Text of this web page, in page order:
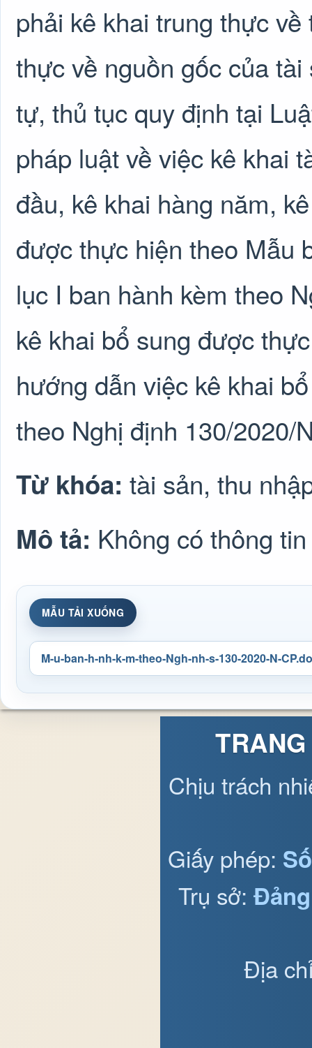
phải kê khai trung thực
thực về nguồn gốc của
tự, thủ tục quy định tại
pháp luật về việc kê khai
đầu, kê khai hàng năm,
được thực hiện theo Mẫu
lục I ban hành kèm theo
kê khai bổ sung được
hướng dẫn việc kê khai
theo Nghị định 130/2020/
Từ khóa: tài sản, thu
Mô tả: Không có thông tin
MẪU TẢI XUỐNG
M-u-ban-h-nh-k-m-theo-Ngh-nh-s-130-2020-N-
Chịu trách
Giấy phép:
Trụ sở:
Địa